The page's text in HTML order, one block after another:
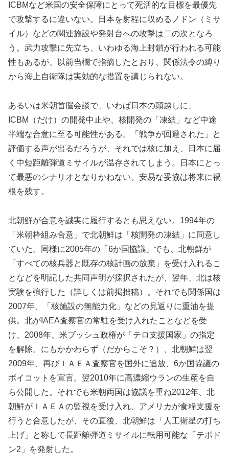
ICBMなど米国の安全保障にとって死活的な目標を最優先
で攻撃するに違いない。日本を射程に収めるノドン（ミサ
イル）などの関連施設や発射台への攻撃は二の次となろ
う。武力攻撃に先立ち、いわゆる海上封鎖が行われる可能
性もあるが、以前当欄で指摘したとおり、関係法令の縛り
から海上自衛隊は実効的な措置を講じられない。
あるいは米朝首脳会談で、いわば日本の頭越しに、
ICBM（だけ）の開発中止や、核開発の「凍結」など中途
半端な合意に至る可能性がある。「戦争が回避された」と
評価する声が出るだろうが、それでは核に加え、日本に届
く中短距離弾道ミサイルが温存されてしまう。日本にとっ
て最悪のシナリオとなりかねない。安易な妥協は将来に禍
根を残す。
北朝鮮が合意を誠実に履行するとも思えない。1994年の
「米朝枠組み合意」で北朝鮮は「核開発の凍結」に同意し
ていた。同様に2005年の「6か国協議」でも、北朝鮮が
「すべての核兵器と既存の核計画の放棄」を受け入れるこ
となどを明記した共同声明が採択されたが、翌年、北は核
実験を強行した（詳しくは前掲拙稿）。それでも関係国は
2007年、「核施設の無能力化」などの見返りに重油を提
供。北がIAEA査察官の常駐を受け入れたことなどを受
け、2008年、米ブッシュ政権が「テロ支援国家」の指定
を解除。にもかかわらず（だからこそ？）、北朝鮮は翌
2009年、再びＩＡＥＡ査察官を国外に追放、6か国協議の
ボイコットを宣言。翌2010年に高濃縮ウランの生産を自
ら公開した。それでも米朝両国は協議を重ね2012年、北
朝鮮がＩＡＥＡの監視を受け入れ、アメリカが食糧支援を
行うと合意したが、その直後、北朝鮮は「人工衛星の打ち
上げ」と称して長距離弾道ミサイルに転用可能な「テポド
ン2」を発射した。